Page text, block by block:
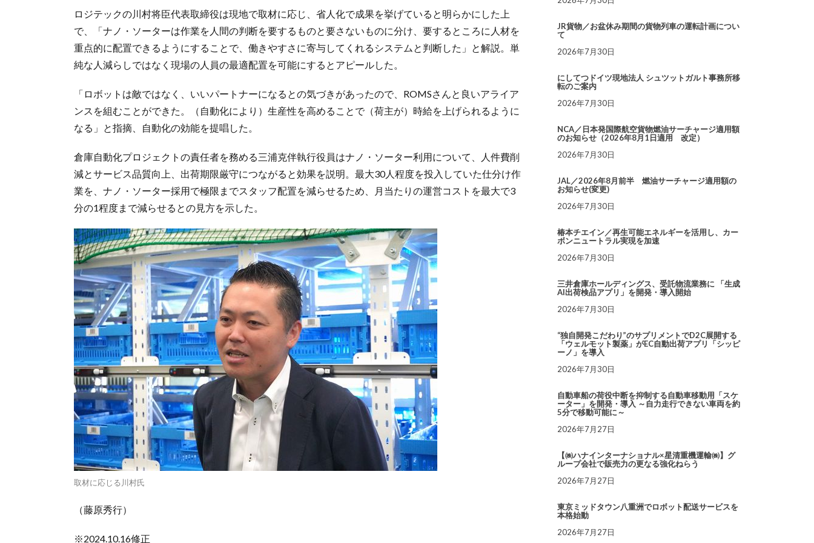
ロジテックの川村将臣代表取締役は現地で取材に応じ、省人化で成果を挙げていると明らかにした上
で、「ナノ・ソーターは作業を人間の判断を要するものと要さないものに分け、要するところに人材を
重点的に配置できるようにすることで、働きやすさに寄与してくれるシステムと判断した」と解説。単
純な人減らしではなく現場の人員の最適配置を可能にするとアピールした。
「ロボットは敵ではなく、いいパートナーになるとの気づきがあったので、ROMSさんと良いアライア
ンスを組むことができた。（自動化により）生産性を高めることで（荷主が）時給を上げられるように
なる」と指摘、自動化の効能を提唱した。
倉庫自動化プロジェクトの責任者を務める三浦克伴執行役員はナノ・ソーター利用について、人件費削
減とサービス品質向上、出荷期限厳守につながると効果を説明。最大30人程度を投入していた仕分け作
業を、ナノ・ソーター採用で極限までスタッフ配置を減らせるため、月当たりの運営コストを最大で3
分の1程度まで減らせるとの見方を示した。
取材に応じる川村氏
（藤原秀行）
※2024.10.16修正
JR貨物／お盆休み期間の貨物列車の運転計画につい
て
2026年7月30日
にしてつドイツ現地法人 シュツットガルト事務所移
転のご案内
2026年7月30日
NCA／日本発国際航空貨物燃油サーチャージ適用額
のお知らせ（2026年8月1日適用 改定）
2026年7月30日
JAL／2026年8月前半 燃油サーチャージ適用額の
お知らせ(変更)
2026年7月30日
椿本チエイン／再生可能エネルギーを活用し、カー
ボンニュートラル実現を加速
2026年7月30日
三井倉庫ホールディングス、受託物流業務に 「生成
AI出荷検品アプリ」を開発・導入開始
2026年7月30日
“独自開発こだわり”のサプリメントでD2C展開する
「ウェルモット製薬」がEC自動出荷アプリ「シッピ
ーノ」を導入
2026年7月30日
自動車船の荷役中断を抑制する自動車移動用「スケ
ーター」を開発・導入 ～自力走行できない車両を約
5分で移動可能に～
2026年7月27日
【㈱ハナインターナショナル×星清重機運輸㈱】グ
ループ会社で販売力の更なる強化ねらう
2026年7月27日
東京ミッドタウン八重洲でロボット配送サービスを
本格始動
2026年7月27日